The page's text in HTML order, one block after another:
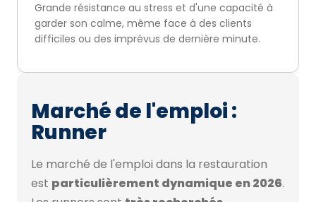
Grande résistance au stress et d'une capacité à
garder son calme, même face à des clients
difficiles ou des imprévus de dernière minute.
Marché de l'emploi :
Runner
Le marché de l'emploi dans la restauration
est particulièrement dynamique en 2026.